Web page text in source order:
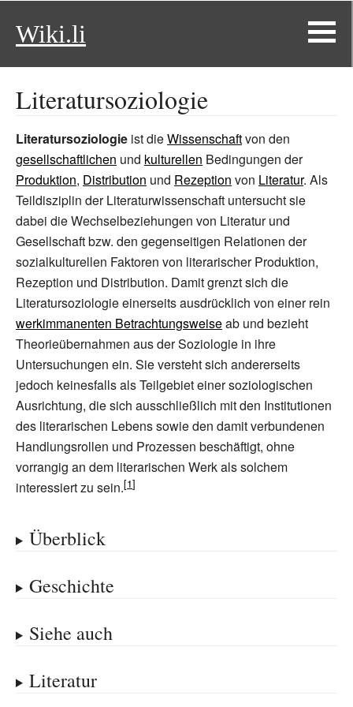
Wiki.li
Literatursoziologie
Literatursoziologie ist dieWissenschaftvon den
gesellschaftlichen und kulturellen Bedingungen der
Produktion, Distribution und Rezeption von Literatur. Als
Teildisziplin der Literaturwissenschaft untersucht sie
dabei die Wechselbeziehungen von Literatur und
Gesellschaft bzw. den gegenseitigen Relationen der
sozialkulturellen Faktoren von literarischer Produktion,
Rezeption und Distribution. Damit grenzt sich die
Literatursoziologie einerseits ausdrücklich von einer rein
werkimmanenten Betrachtungsweiseab und bezieht
Theorieübernahmen aus der Soziologie in ihre
Untersuchungen ein. Sie versteht sich andererseits
jedoch keinesfalls als Teilgebiet einer soziologischen
Ausrichtung, die sich ausschließlich mit den Institutionen
des literarischen Lebens sowie den damit verbundenen
Handlungsrollen und Prozessen beschäftigt, ohne
vorrangig an dem literarischen Werk als solchem
interessiert zu sein.
Überblick
Geschichte
Siehe auch
Literatur